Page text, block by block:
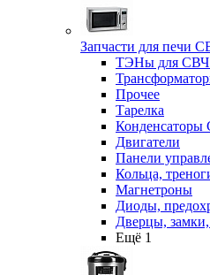
Запчасти для печи
ТЭНы для СВЧ
Прочее
Тарелка
Конденсаторы
Двигатели
Панели
Кольца,
Магнетроны
Диоды,
Дверцы,
Ещё 1